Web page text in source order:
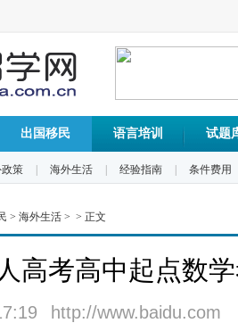
出国移民 语言培训 试题
策 海外生活 经验指南 条件费用
> 海外生活 > > 正文
高考高中起点数
http://www.baidu.com